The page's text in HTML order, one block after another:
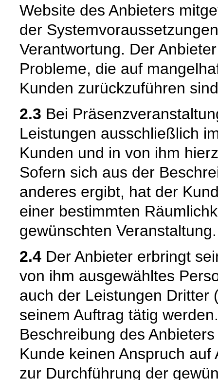
Website des Anbieters
der
Verantwortung. Der
Probleme, die auf
Kunden zurückzuführen
2.3 Bei
Leistungen ausschließlich
Kunden und in von ihm
Sofern sich aus der
anderes ergibt, hat der
einer bestimmten
gewünschten Veranstaltung.
2.4 Der Anbieter erbringt
von ihm ausgewähltes
auch der Leistungen Dritter
seinem Auftrag tätig
Beschreibung des
Kunde keinen Anspruch
zur Durchführung der